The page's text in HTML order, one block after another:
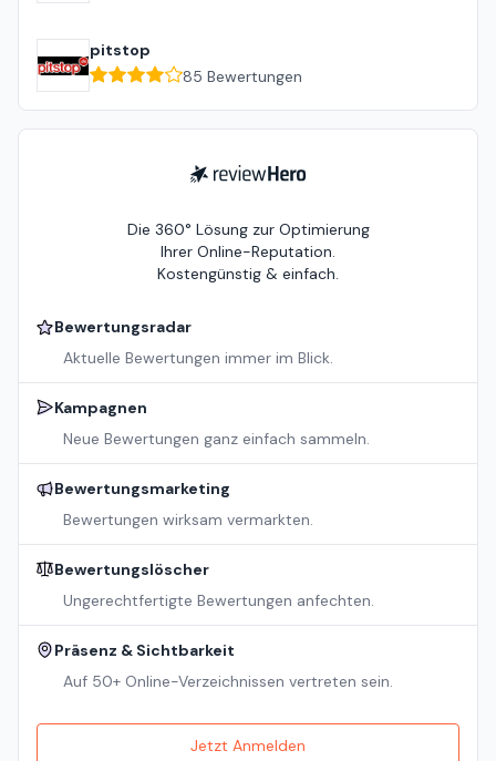
pitstop
85 Bewertungen
ReviewHero
Die 360° Lösung zur Optimierung
Ihrer Online-Reputation.
Kostengünstig & einfach.
Bewertungsradar
Aktuelle Bewertungen immer im Blick.
Kampagnen
Neue Bewertungen ganz einfach sammeln.
Bewertungsmarketing
Bewertungen wirksam vermarkten.
Bewertungslöscher
Ungerechtfertigte Bewertungen anfechten.
Präsenz & Sichtbarkeit
Auf 50+ Online-Verzeichnissen vertreten sein.
Jetzt Anmelden